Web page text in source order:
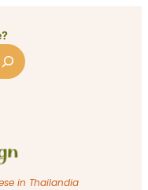
in Thailandia